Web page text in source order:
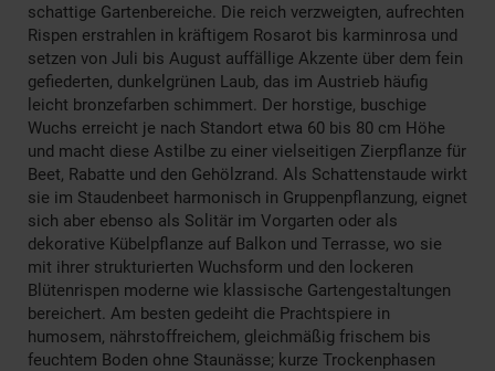
schattige Gartenbereiche. Die reich verzweigten, aufrechten
Rispen erstrahlen in kräftigem Rosarot bis karminrosa und
setzen von Juli bis August auffällige Akzente über dem fein
gefiederten, dunkelgrünen Laub, das im Austrieb häufig
leicht bronzefarben schimmert. Der horstige, buschige
Wuchs erreicht je nach Standort etwa 60 bis 80 cm Höhe
und macht diese Astilbe zu einer vielseitigen Zierpflanze für
Beet, Rabatte und den Gehölzrand. Als Schattenstaude wirkt
sie im Staudenbeet harmonisch in Gruppenpflanzung, eignet
sich aber ebenso als Solitär im Vorgarten oder als
dekorative Kübelpflanze auf Balkon und Terrasse, wo sie
mit ihrer strukturierten Wuchsform und den lockeren
Blütenrispen moderne wie klassische Gartengestaltungen
bereichert. Am besten gedeiht die Prachtspiere in
humosem, nährstoffreichem, gleichmäßig frischem bis
feuchtem Boden ohne Staunässe; kurze Trockenphasen